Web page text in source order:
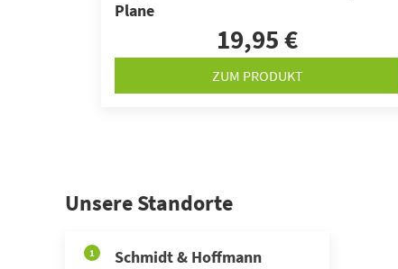
Plane
19,95 €
ZUM PRODUKT
Unsere Standorte
1
Schmidt & Hoffmann